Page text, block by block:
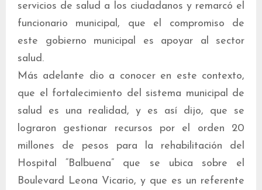
servicios de salud a los ciudadanos y remarcó el
funcionario municipal, que el compromiso de
este gobierno municipal es apoyar al sector
salud.
Más adelante dio a conocer en este contexto,
que el fortalecimiento del sistema municipal de
salud es una realidad, y es así dijo, que se
lograron gestionar recursos por el orden 20
millones de pesos para la rehabilitación del
Hospital “Balbuena” que se ubica sobre el
Boulevard Leona Vicario, y que es un referente